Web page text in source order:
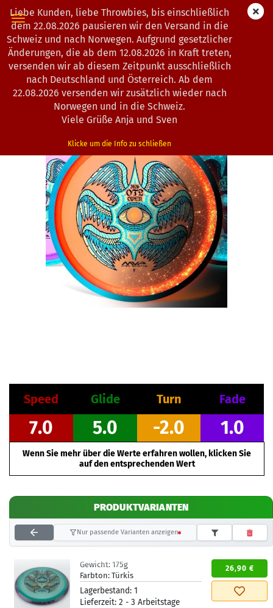
Liebe Kunden, liebe Throwbies, bis einschließlich
dem 22.08.2026 pausieren wir den Versand in die
Schweiz und nach Norwegen. Aufgrund gesetzlicher
Änderungen, die ab dem 12.08.2026 in Kraft treten,
versenden wir ab diesem Zeitpunkt ausschließlich
nach Deutschland und Österreich. Ab dem
22.08.2026 versenden wir zusätzlich wieder nach
Norwegen und in die Schweiz.
Viele Grüße Anja und Sven
Klicke um die Info zu schließen
« Erster « zurück weiter »
Letzter »
Artikel in dieser Kategorie
Axiom Discs | Rhythm | Particle Proton Soft | OTB 2026
1203163 )
Speed Glide Turn Fade
7.0 5.0 -2.0 1.0
Wenn Sie mehr über die Werte erfahren wollen, klicken Sie
auf den entsprechenden Wert
PRODUKTVARIANTEN
Nur passende Varianten anzeigen
Gewicht: 175g
Farbton: Türkis
Lagerbestand: 1
Lieferzeit: 2 - 3 Arbeitstage
26,90 €